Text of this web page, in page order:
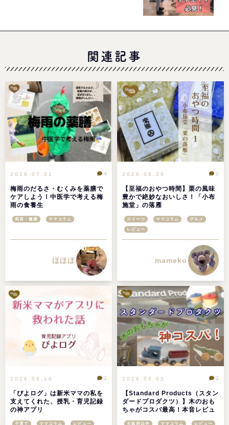
関連記事
2026.07.01
梅雨のだるさ・むくみを薬膳で
ケアしよう！中医学で考える梅
雨の食養生
4
美容・健康 ママコラム
ほほほ
2026.06.26
【至福のおやつ時間】栗の風味
豊かで絶妙なおいしさ！「小布
施堂」の落雁
1
スイーツ ママコラム グルメ
レビュー
mameko
2026.06.16
「ぴよログ」は新米ママの私を
支えてくれた、授乳・育児記録
の神アプリ
2
子育て ママコラム レビュー
2026.06.05
【Standard Products（スタン
ダードプロダクツ）】木のおも
ちゃがコスパ最高！本音レビュ
2
大阪府以外 ママコラム レビュー